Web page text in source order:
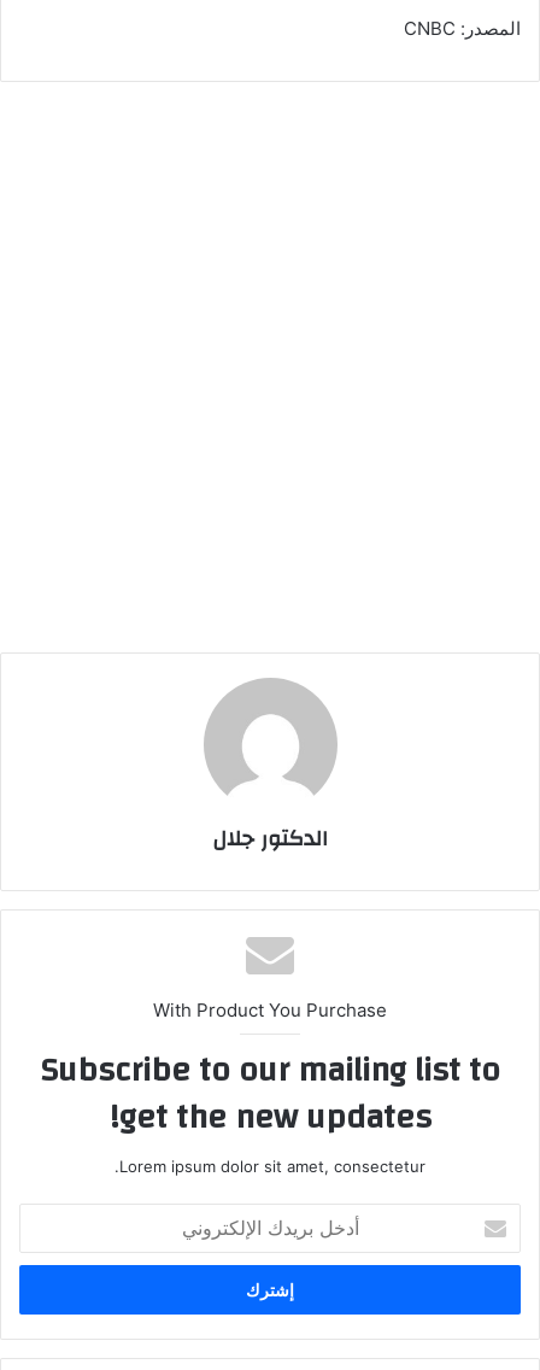
المصدر: CNBC
الدكتور جلال
With Product You Purchase
Subscribe to our mailing list to
get the new updates!
Lorem ipsum dolor sit amet, consectetur.
بريدك
الإلكتروني